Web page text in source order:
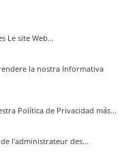
Le site Web...
la nostra Informativa
Política de Privacidad más...
l'administrateur des...